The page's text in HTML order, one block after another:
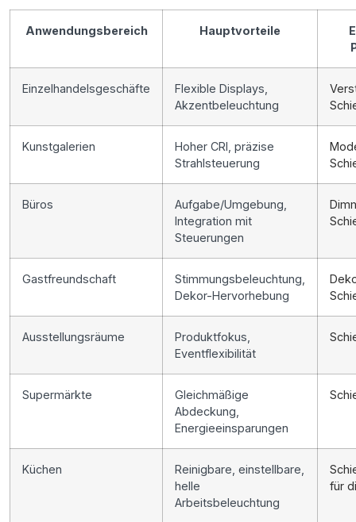
Anwendungsbereich Hauptvorteile
Einzelhandelsgeschäfte
Flexible Displays,
Akzentbeleuchtung
Kunstgalerien
Hoher CRI, präzise
Strahlsteuerung
Büros
Aufgabe/Umgebung,
Integration mit
Steuerungen
Gastfreundschaft
Stimmungsbeleuchtung,
Dekor-Hervorhebung
Ausstellungsräume
Produktfokus,
Eventflexibilität
Supermärkte
Gleichmäßige
Abdeckung,
Energieeinsparungen
Küchen
Reinigbare, einstellbare,
helle
Arbeitsbeleuchtung
für